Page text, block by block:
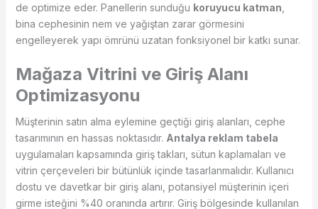
de optimize eder. Panellerin sunduğu koruyucu katman
bina cephesinin nem ve yağıştan zarar görmesini
engelleyerek yapı ömrünü uzatan fonksiyonel bir katkı sunar.
Mağaza Vitrini ve Giriş Alanı
Optimizasyonu
Müşterinin satın alma eylemine geçtiği giriş alanları, cephe
tasarımının en hassas noktasıdır. Antalya reklam tabela
uygulamaları kapsamında giriş takları, sütun kaplamaları ve
vitrin çerçeveleri bir bütünlük içinde tasarlanmalıdır. Kullanıcı
dostu ve davetkar bir giriş alanı, potansiyel müşterinin içeri
girme isteğini %40 oranında artırır. Giriş bölgesinde kullanılan